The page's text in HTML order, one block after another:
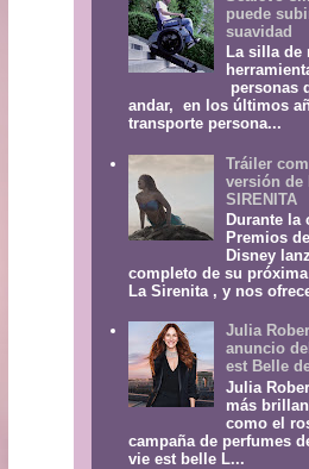
puede
suavidad
La silla de
personas
andar, en los últimos
transporte persona...
Tráiler
versión de
SIRENITA
Durante la
Premios
Disney
completo de su
La Sirenita , y nos
Julia
anuncio
est Belle
Julia
más
como el
campaña de perfumes
vie est belle L...